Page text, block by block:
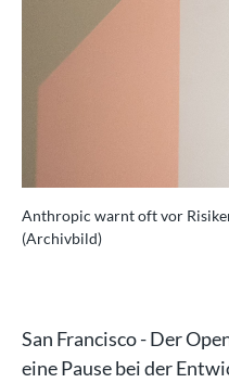
Anthropic warnt oft vor
(Archivbild)
San Francisco - Der
eine Pause bei der